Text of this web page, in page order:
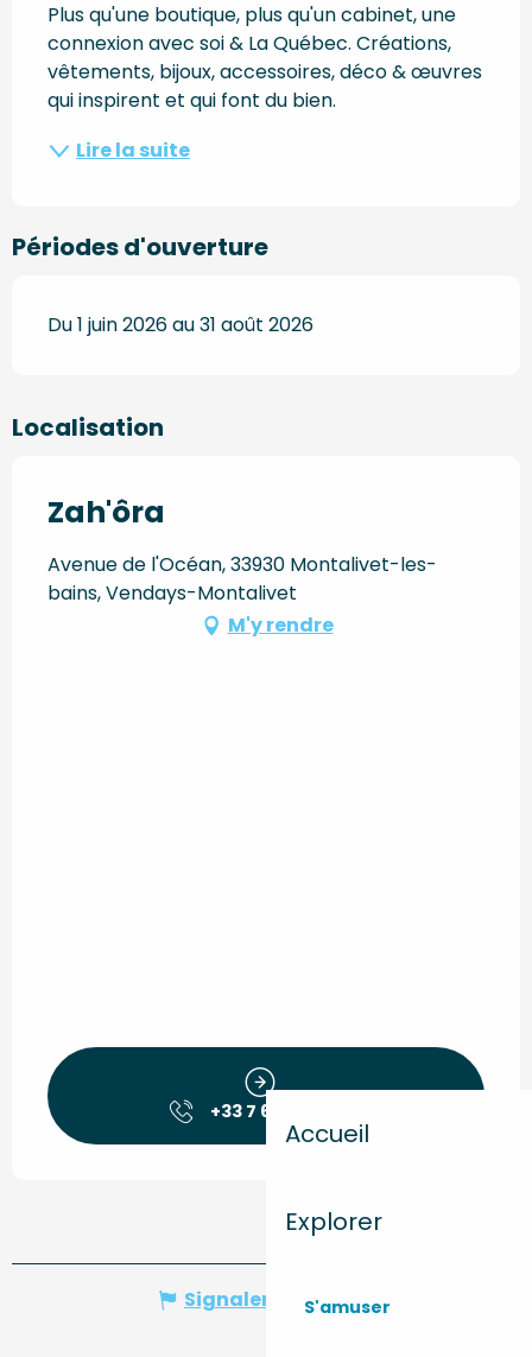
Accueil
Explorer
S'amuser
Plus qu'une boutique, plus qu'un cabinet, une
connexion avec soi & La Québec. Créations,
vêtements, bijoux, accessoires, déco & œuvres
qui inspirent et qui font du bien.
Lire la suite
Périodes d'ouverture
Du 1 juin 2026 au 31 août 2026
Localisation
Zah'ôra
Avenue de l'Océan, 33930 Montalivet-les-
bains, Vendays-Montalivet
M'y rendre
+33 7 68 85 66
Signaler une erreur